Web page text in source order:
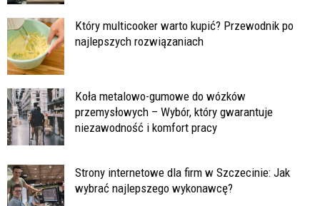
Który multicooker warto kupić? Przewodnik po
najlepszych rozwiązaniach
Koła metalowo-gumowe do wózków
przemysłowych – Wybór, który gwarantuje
niezawodność i komfort pracy
Strony internetowe dla firm w Szczecinie: Jak
wybrać najlepszego wykonawcę?